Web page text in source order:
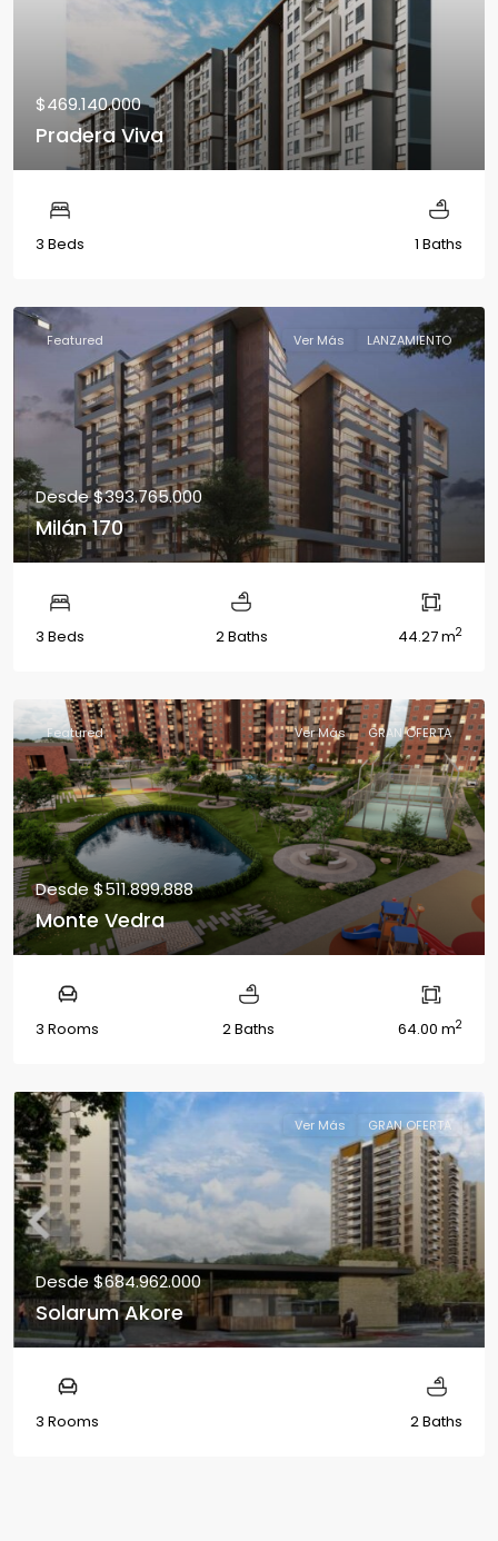
$469.140.000
Pradera Viva
3 Beds 1 Baths
Featured Ver Más LANZAMIENTO
Desde$393.765.000
Milán 170
3 Beds 2 Baths 44.27 m2
Featured Ver Más GRAN OFERTA
Desde$511.899.888
Monte Vedra
3 Rooms 2 Baths 64.00 m2
Ver Más GRAN OFERTA
Desde$684.962.000
Solarum Akore
3 Rooms 2 Baths